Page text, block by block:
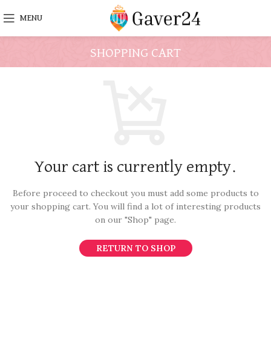
MENU
SHOPPING CART
Your cart is currently empty.
Before proceed to checkout you must add some products to
your shopping cart. You will find a lot of interesting products
on our "Shop" page.
RETURN TO SHOP